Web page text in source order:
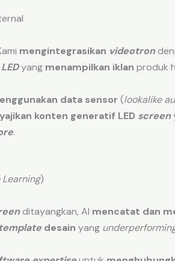
mengintegrasikan videotron
yang menampilkan iklan produk
data sensor (lookalike
konten generatif LED screen
.
)
ditayangkan, AI mencatat dan
templatedesain yang